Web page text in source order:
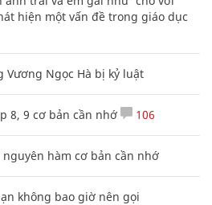
hiện một vấn đề trong giáo dục
Vương Ngọc Hà bị kỷ luật
8, 9 cơ bản cần nhớ 106
hàm cơ bản cần nhớ
không bao giờ nên gọi